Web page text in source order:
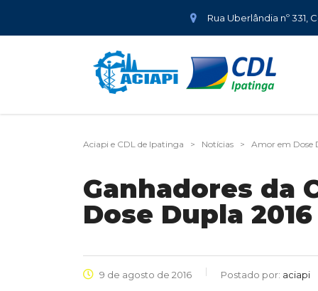
Rua Uberlândia nº 331,
Aciapi e CDL de Ipatinga > Notícias > Amor em Dose
Ganhadores da
Dose Dupla 2016
9 de agosto de 2016 Postado por: aciapi